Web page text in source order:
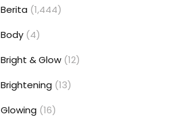
Berita (1,444)
Body (4)
Bright & Glow (12)
Brightening (13)
Glowing (16)